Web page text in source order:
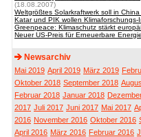
(18.08.2007)
Weltgrößtes Solarkraftwerk soll in
Katar und PIK wollen
Greenpeace: Klimaschutz stärkt
Neuer US-Preis für Erneuerbare
Newsarchiv
Mai 2019 April 2019 März 2019
Oktober 2018 September 2018
Februar 2018 Januar 2018
2017 Juli 2017 Juni 2017 Mai 2017
2016 November 2016 Oktober 2016
April 2016 März 2016 Februar 2016